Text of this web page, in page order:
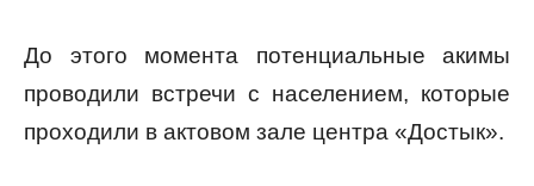
До этого момента потенциальные акимы
проводили встречи с населением, которые
проходили в актовом зале центра «Достык».